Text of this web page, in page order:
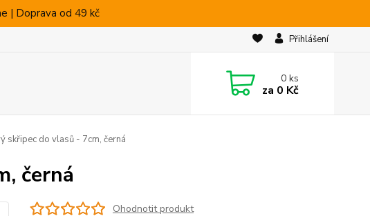
| Doprava od 49 kč
Přihlášení
0ks
za 0 Kč
skřipec do vlasů - 7cm, černá
černá
Ohodnotit produkt